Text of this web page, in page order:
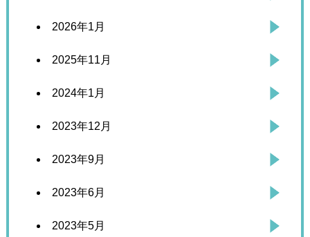
2026年1月
2025年11月
2024年1月
2023年12月
2023年9月
2023年6月
2023年5月